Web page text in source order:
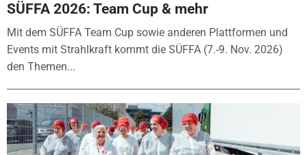
SÜFFA 2026: Team Cup & mehr
Mit dem SÜFFA Team Cup sowie anderen Plattformen und
Events mit Strahlkraft kommt die SÜFFA (7.-9. Nov. 2026)
den Themen...